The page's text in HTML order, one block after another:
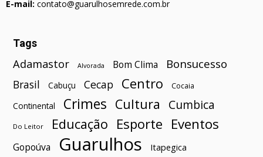
E-mail: contato@guarulhosemrede.com.br
Tags
Adamastor Alvorada Bom Clima Bonsucesso
Brasil Cabuçu Cecap Centro Cocaia
Continental Crimes Cultura Cumbica
Do Leitor Educação Esporte Eventos
Gopoúva Guarulhos Itapegica